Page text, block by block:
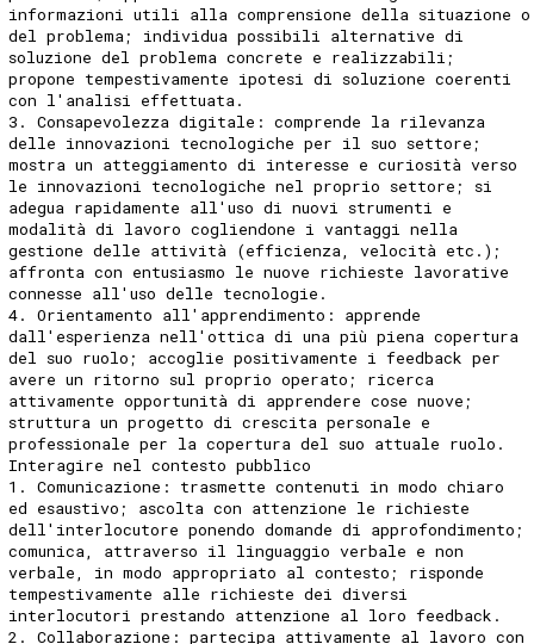
informazioni utili alla comprensione della situazione o
del problema; individua possibili alternative di
soluzione del problema concrete e realizzabili;
propone tempestivamente ipotesi di soluzione coerenti
con l'analisi effettuata.
3. Consapevolezza digitale: comprende la rilevanza
delle innovazioni tecnologiche per il suo settore;
mostra un atteggiamento di interesse e curiosità verso
le innovazioni tecnologiche nel proprio settore; si
adegua rapidamente all'uso di nuovi strumenti e
modalità di lavoro cogliendone i vantaggi nella
gestione delle attività (efficienza, velocità etc.);
affronta con entusiasmo le nuove richieste lavorative
connesse all'uso delle tecnologie.
4. Orientamento all'apprendimento: apprende
dall'esperienza nell'ottica di una più piena copertura
del suo ruolo; accoglie positivamente i feedback per
avere un ritorno sul proprio operato; ricerca
attivamente opportunità di apprendere cose nuove;
struttura un progetto di crescita personale e
professionale per la copertura del suo attuale ruolo.
Interagire nel contesto pubblico
1. Comunicazione: trasmette contenuti in modo chiaro
ed esaustivo; ascolta con attenzione le richieste
dell'interlocutore ponendo domande di approfondimento;
comunica, attraverso il linguaggio verbale e non
verbale, in modo appropriato al contesto; risponde
tempestivamente alle richieste dei diversi
interlocutori prestando attenzione al loro feedback.
2. Collaborazione: partecipa attivamente al lavoro con